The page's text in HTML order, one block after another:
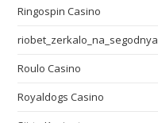
Ringospin Casino
riobet_zerkalo_na_segodnya
Roulo Casino
Royaldogs Casino